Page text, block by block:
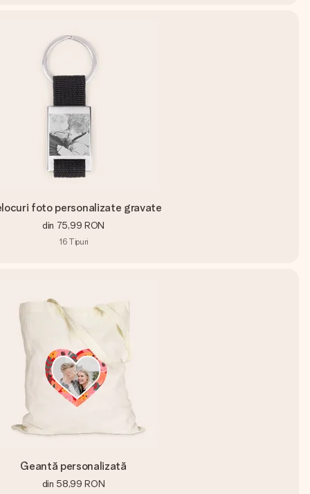
foto personalizate gravate
din 75,99 RON
16 Tipuri
Geantă personalizată
din 58,99 RON